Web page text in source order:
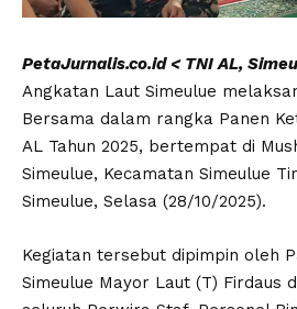
PetaJurnalis.co.id < TNI AL,
Angkatan Laut Simeulue
Bersama dalam rangka Panen
AL Tahun 2025, bertempat di
Simeulue, Kecamatan Simeulue
Simeulue, Selasa (28/10/2025).
Kegiatan tersebut dipimpin oleh
Simeulue Mayor Laut (T) Firdaus